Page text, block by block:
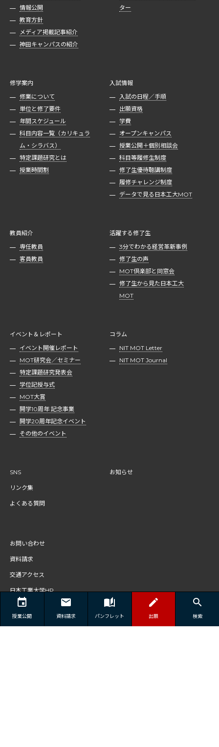
情報公開
教育方針
メディア掲載記事紹介
神田キャンパスの紹介
ター
修学案内
修業について
単位と修了要件
年間スケジュール
科目内容一覧（カリキュラ
ム・シラバス）
特定課題研究とは
授業時間割
入試情報
入試の日程／手順
出願資格
学費
オープンキャンパス
授業公開＋個別相談会
科目等履修生制度
修了生優待聴講制度
履修チャレンジ制度
データで見る日本工大MOT
教員紹介
専任教員
客員教員
活躍する修了生
3分でわかる経営革新事例
修了生の声
MOT倶楽部と同窓会
修了生から見た日本工大
MOT
イベント＆レポート
イベント開催レポート
MOT研究会／セミナー
特定課題研究発表会
学位記授与式
MOT大賞
開学10周年 記念事業
開学20周年記念イベント
その他のイベント
コラム
NIT MOT Letter
NIT MOT Journal
SNS
リンク集
よくある質問
お知らせ
お問い合わせ
資料請求
交通アクセス
日本工業大学HP
個人情報保護方針
授業公開 資料請求 パンフレット 出願 検索